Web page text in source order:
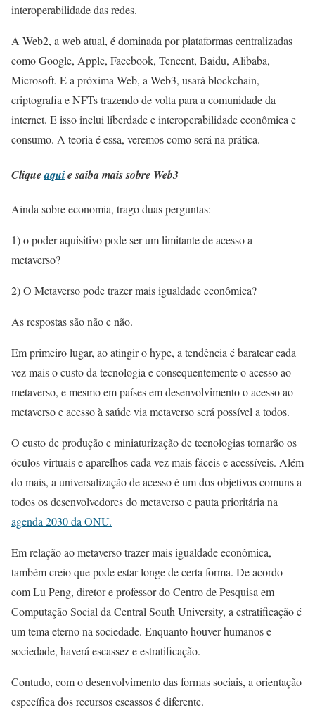
interoperabilidade das redes.
A Web2, a web atual, é dominada por plataformas centralizadas
como Google, Apple, Facebook, Tencent, Baidu, Alibaba,
Microsoft. E a próxima Web, a Web3, usará blockchain,
criptografia e NFTs trazendo de volta para a comunidade da
internet. E isso inclui liberdade e interoperabilidade econômica e
consumo. A teoria é essa, veremos como será na prática.
Cliqueaquie saiba mais sobre Web3
Ainda sobre economia, trago duas perguntas:
1) o poder aquisitivo pode ser um limitante de acesso a
metaverso?
2) O Metaverso pode trazer mais igualdade econômica?
As respostas são não e não.
Em primeiro lugar, ao atingir o hype, a tendência é baratear cada
vez mais o custo da tecnologia e consequentemente o acesso ao
metaverso, e mesmo em países em desenvolvimento o acesso ao
metaverso e acesso à saúde via metaverso será possível a todos.
O custo de produção e miniaturização de tecnologias tornarão os
óculos virtuais e aparelhos cada vez mais fáceis e acessíveis. Além
do mais, a universalização de acesso é um dos objetivos comuns a
todos os desenvolvedores do metaverso e pauta prioritária na
agenda 2030 da ONU.
Em relação ao metaverso trazer mais igualdade econômica,
também creio que pode estar longe de certa forma. De acordo
com Lu Peng, diretor e professor do Centro de Pesquisa em
Computação Social da Central South University, a estratificação é
um tema eterno na sociedade. Enquanto houver humanos e
sociedade, haverá escassez e estratificação.
Contudo, com o desenvolvimento das formas sociais, a orientação
específica dos recursos escassos é diferente.